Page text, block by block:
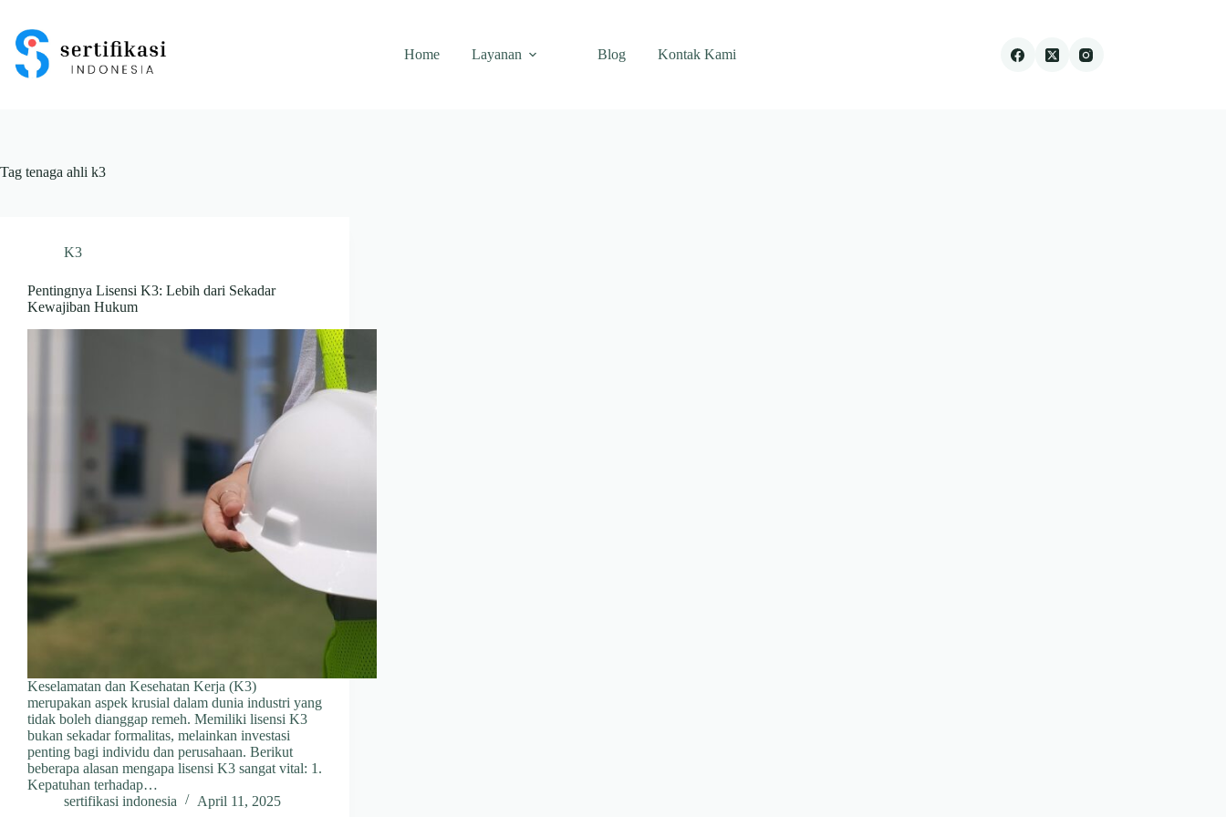
content
Home
Layanan Blog Kontak Kami
Tag tenaga ahli k3
K3
Pentingnya Lisensi K3: Lebih dari Sekadar
Kewajiban Hukum
Keselamatan dan Kesehatan Kerja (K3)
merupakan aspek krusial dalam dunia industri yang
tidak boleh dianggap remeh. Memiliki lisensi K3
bukan sekadar formalitas, melainkan investasi
penting bagi individu dan perusahaan. Berikut
beberapa alasan mengapa lisensi K3 sangat vital:​ 1.
Kepatuhan terhadap…
sertifikasi indonesia
April 11, 2025